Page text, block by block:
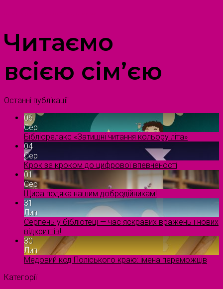
Читаємо
всією сім’єю
Останні публікації
06
Сер
Бібліорелакс «Затишні читання кольору літа»
04
Сер
Крок за кроком до цифрової впевненості
01
Сер
Щира подяка нашим добродійникам!
31
Лип
Серпень у бібліотеці — час яскравих вражень і нових
відкриттів!
30
Лип
Медовий код Поліського краю: імена переможців
Категорії